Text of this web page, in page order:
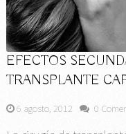
EFECTOS
TRANSPLANTE
6 agosto, 2012 0